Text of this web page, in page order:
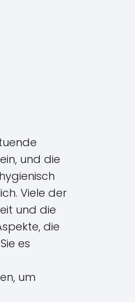
und die
Viele der
und die
die
es
um